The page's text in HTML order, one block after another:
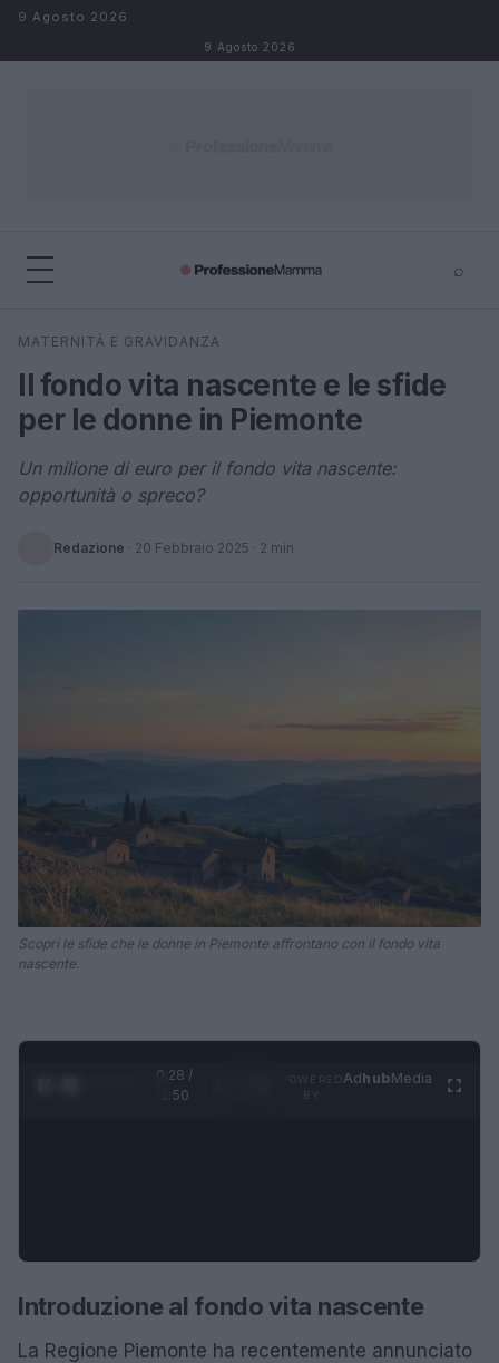
Salta al contenuto
9 Agosto 2026
9 Agosto 2026
⌕
Cerca
MATERNITÀ E GRAVIDANZA
Il fondo vita nascente e le sfide
per le donne in Piemonte
Un milione di euro per il fondo vita nascente:
opportunità o spreco?
Redazione · 20 Febbraio 2025 · 2 min
Scopri le sfide che le donne in Piemonte affrontano con il fondo vita
nascente.
0:28 /
1:50
AdhubMedia
Introduzione al fondo vita nascente
La Regione Piemonte ha recentemente annunciato